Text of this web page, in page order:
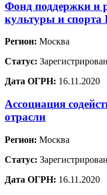
Фонд поддержки и
культуры и
Регион: Москва
Статус:
Дата ОГРН: 16.11.2020
Ассоциация
отрасли
Регион: Москва
Статус:
Дата ОГРН: 16.11.2020